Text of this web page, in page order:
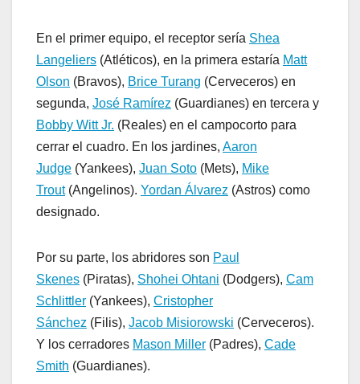
En el primer equipo, el receptor sería Shea
Langeliers (Atléticos), en la primera estaría Matt
Olson (Bravos), Brice Turang (Cerveceros) en
segunda, José Ramírez (Guardianes) en tercera y
Bobby Witt Jr. (Reales) en el campocorto para
cerrar el cuadro. En los jardines, Aaron
Judge (Yankees), Juan Soto (Mets), Mike
Trout(Angelinos). Yordan Álvarez (Astros) como
designado.
Por su parte, los abridores son Paul
Skenes (Piratas), Shohei Ohtani (Dodgers), Cam
Schlittler (Yankees), Cristopher
Sánchez (Filis), Jacob Misiorowski (Cerveceros).
Y los cerradores Mason Miller (Padres), Cade
Smith (Guardianes).